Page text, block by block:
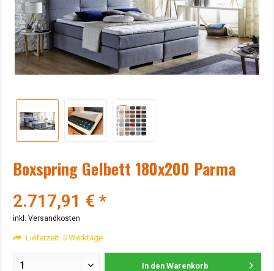
Boxspring Gelbett 180x200 Parma
2.717,91 € *
inkl. Versandkosten
Lieferzeit: 5 Werktage
In den Warenkorb